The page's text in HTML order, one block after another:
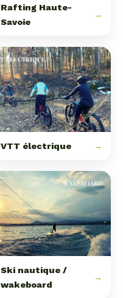
Rafting Haute-
Savoie
→
VTT électrique →
Ski nautique /
wakeboard
→